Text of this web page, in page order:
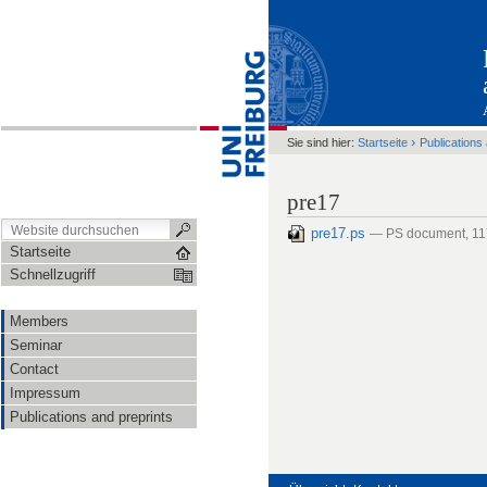
Startseite
Schnellzugriff
Members
Seminar
Contact
Impressum
Publications and preprints
Sie sind hier: Startseite › Publications
pre17
pre17.ps — PS document,